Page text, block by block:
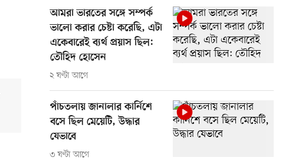
আমরা ভারতের সঙ্গে সম্পর্ক
ভালো করার চেষ্টা করেছি, এটা
একেবারেই ব্যর্থ প্রয়াস ছিল:
তৌহিদ হোসেন
২ ঘণ্টা আগে
পাঁচতলায় জানালার কার্নিশে
বসে ছিল মেয়েটি, উদ্ধার
যেভাবে
৩ ঘণ্টা আগে